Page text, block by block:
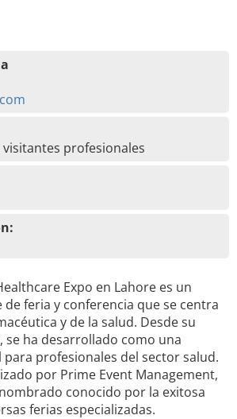
profesionales
Expo en Lahore es un
feria y conferencia que se centra
y de la salud. Desde su
se ha desarrollado como una
profesionales del sector salud.
por Prime Event Management,
conocido por la exitosa
ferias especializadas.